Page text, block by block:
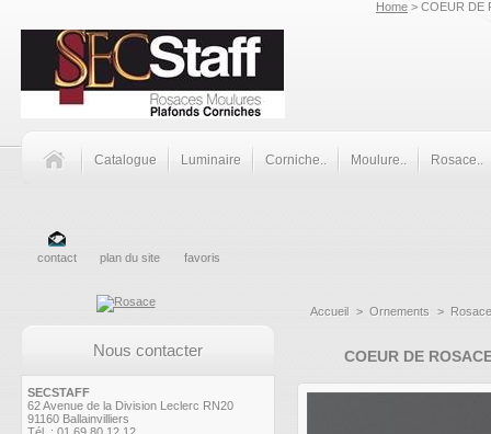
Home > COEUR DE
Catalogue Luminaire Corniche.. Moulure.. Rosace..
contact plan du site favoris
Nous contacter
SECSTAFF
62 Avenue de la Division Leclerc RN20
91160 Ballainvilliers
Accueil > Ornements >
COEUR DE